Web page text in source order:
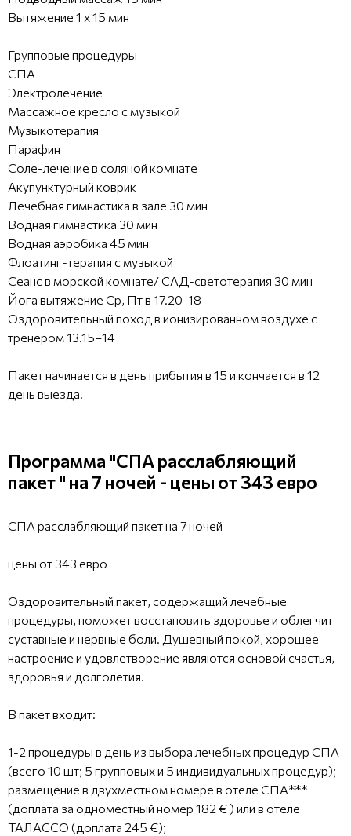
Вытяжение 1 х 15 мин
Групповые процедуры
СПА
Электролечение
Массажное кресло с музыкой
Музыкотерапия
Парафин
Соле-лечение в соляной комнате
Акупунктурный коврик
Лечебная гимнастика в зале 30 мин
Водная гимнастика 30 мин
Водная аэробика 45 мин
Флоатинг-терапия с музыкой
Сеанс в морской комнате/ САД-светотерапия 30 мин
Йога вытяжение Ср, Пт в 17.20-18
Oздоровительный поход в ионизированном воздухе с
тренером 13.15–14
Пакет начинается в день прибытия в 15 и кончается в 12
день выезда.
Программа "СПА расслабляющий
пакет " на 7 ночей - цены от 343 евро
СПА расслабляющий пакет на 7 ночей
цены от 343 евро
Оздоровительный пакет, содержащий лечебные
процедуры, поможет восстановить здоровье и облегчит
суставные и нервные боли. Душевный покой, хорошее
настроение и удовлетворение являются основой счастья,
здоровья и долголетия.
В пакет входит:
1-2 процедуры в день из выбора лечебных процедур СПА
(всего 10 шт; 5 групповых и 5 индивидуальных процедур);
размещение в двухместном номере в отеле СПА***
(доплата за одноместный номер 182 € ) или в отеле
ТАЛАССО (доплата 245 €);